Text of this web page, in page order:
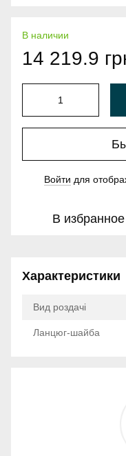
В наличии
14 219.9
Войти для
В избранное
Характеристики
Вид роздачі
Ланцюг-шайба